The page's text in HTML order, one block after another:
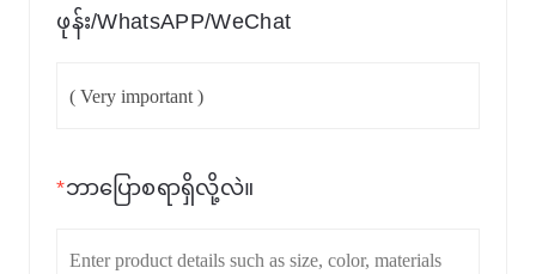
ဖုန်း/WhatsAPP/WeChat
*ဘာပြောစရာရှိလို့လဲ။